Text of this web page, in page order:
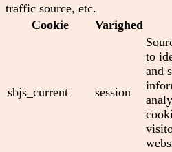
traffic source, etc.
Cookie
Varighed
sbjs_current session
to
and